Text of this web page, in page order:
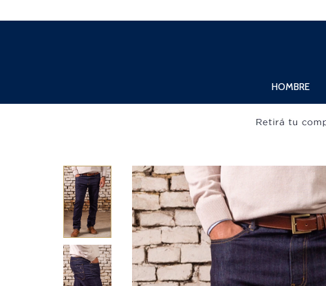
HOMBRE